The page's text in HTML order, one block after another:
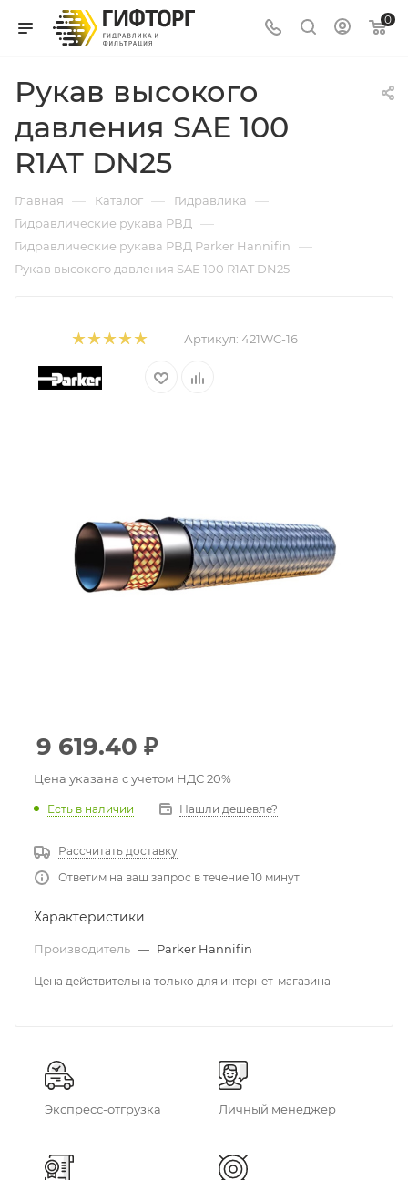
0
Рукав высокого
давления SAE 100
R1AT DN25
Главная — Каталог — Гидравлика —
Гидравлические рукава РВД —
Гидравлические рукава РВД Parker Hannifin —
Рукав высокого давления SAE 100 R1AT DN25
Артикул: 421WC-16
9 619.40 ₽
Цена указана с учетом НДС 20%
Есть в наличии Нашли дешевле?
Рассчитать доставку
Ответим на ваш запрос в течение 10 минут
Характеристики
Производитель — Parker Hannifin
Цена действительна только для интернет-магазина
Экспресс-отгрузка Личный менеджер